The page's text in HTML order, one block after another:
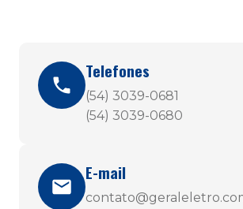
Telefones
(54) 3039-0681
(54) 3039-0680
E-mail